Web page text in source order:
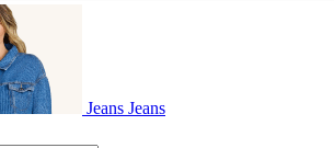
Jeans Jeans